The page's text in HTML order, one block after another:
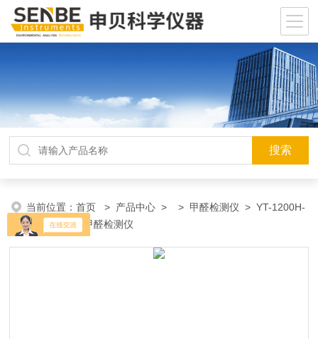
当前位置：首页 > 产品中心 > > 甲醛检测仪 > YT-1200H-
CH2O便携式甲醛检测仪